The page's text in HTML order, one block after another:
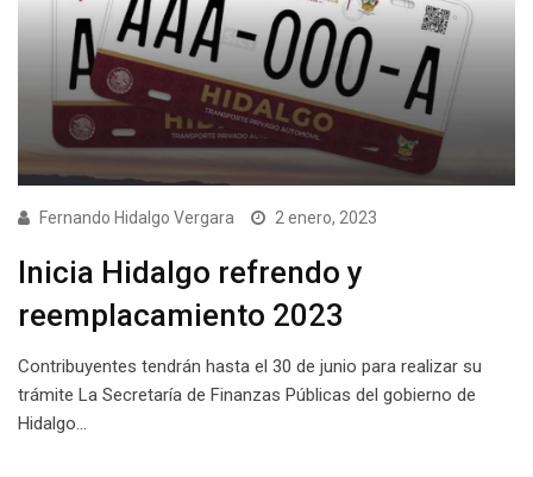
Fernando Hidalgo Vergara 2 enero, 2023
Inicia Hidalgo refrendo y
reemplacamiento 2023
Contribuyentes tendrán hasta el 30 de junio para realizar su
trámite La Secretaría de Finanzas Públicas del gobierno de
Hidalgo…